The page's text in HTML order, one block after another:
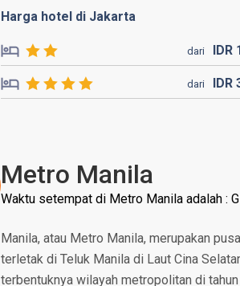
Harga hotel di Jakarta
dari IDR
dari IDR
Metro Manila
Waktu setempat di Metro Manila adalah :
Manila, atau Metro Manila, merupakan
terletak di Teluk Manila di Laut Cina
terbentuknya wilayah metropolitan di